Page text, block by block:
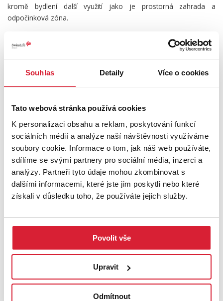
Souhlas Detaily Více o cookies
Tato webová stránka používá cookies
K personalizaci obsahu a reklam, poskytování funkcí
sociálních médií a analýze naší návštěvnosti využíváme
soubory cookie. Informace o tom, jak náš web používáte,
sdílíme se svými partnery pro sociální média, inzerci a
analýzy. Partneři tyto údaje mohou zkombinovat s
dalšími informacemi, které jste jim poskytli nebo které
získali v důsledku toho, že používáte jejich služby.
Povolit vše
Upravit
Odmítnout
kromě bydlení další využití jako je prostorná zahrada a
odpočinková zóna.
Na prohlídku s Vámi se bude těšit Lucie Klečková.
PODROBNOSTI
UMÍSTĚNÍ OBJEKTU
+
−
Leaflet |©
STÁHNOUT